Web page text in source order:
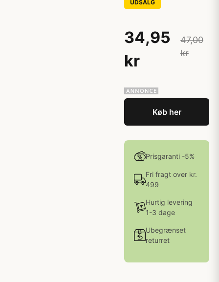
UDSALG
34,95
kr
47,00
kr
Køb her
Prisgaranti -5%
Fri fragt over kr.
499
Hurtig levering
1-3 dage
Ubegrænset
returret